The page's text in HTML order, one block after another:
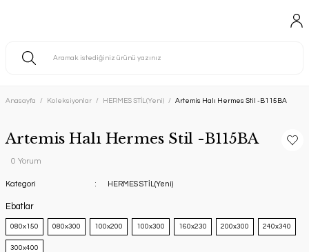
Anasayfa Koleksiyonlar HERMES STİL(Yeni) Artemis Halı Hermes Stil -B115BA
Artemis Halı Hermes Stil -B115BA
0 Yorum
Kategori HERMES STİL(Yeni)
Ebatlar
080x150 080x300 100x200 100x300 160x230 200x300 240x340
300x400